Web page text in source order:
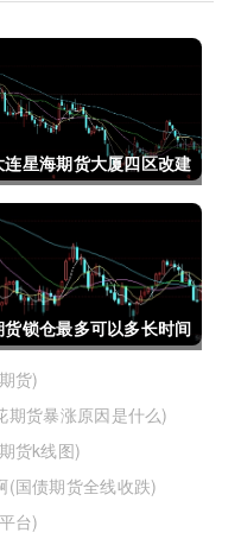
连星海期货大厦四区改建
连星海广场期货大厦)
货锁仓最多可以多长时间
货锁仓最多可以多长时
卖出)
货)
货暴涨原因是什么)
货k线图)
(国债期货全线收跌)
台)